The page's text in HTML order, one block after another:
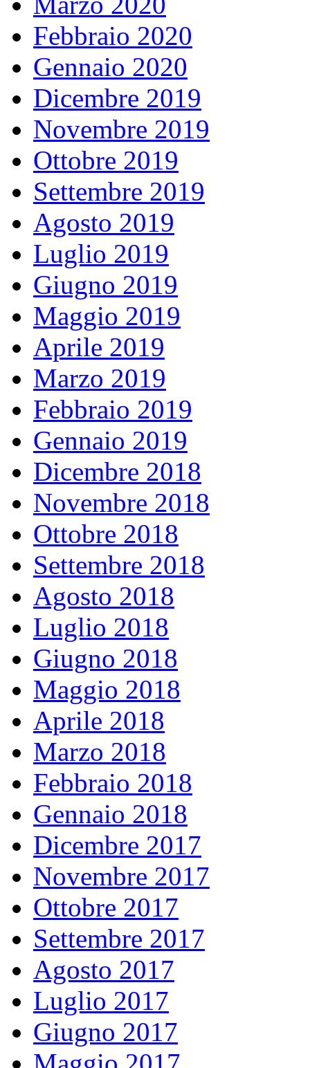
Febbraio 2020
Gennaio 2020
Dicembre 2019
Novembre 2019
Ottobre 2019
Settembre 2019
Agosto 2019
Luglio 2019
Giugno 2019
Maggio 2019
Aprile 2019
Marzo 2019
Febbraio 2019
Gennaio 2019
Dicembre 2018
Novembre 2018
Ottobre 2018
Settembre 2018
Agosto 2018
Luglio 2018
Giugno 2018
Maggio 2018
Aprile 2018
Marzo 2018
Febbraio 2018
Gennaio 2018
Dicembre 2017
Novembre 2017
Ottobre 2017
Settembre 2017
Agosto 2017
Luglio 2017
Giugno 2017